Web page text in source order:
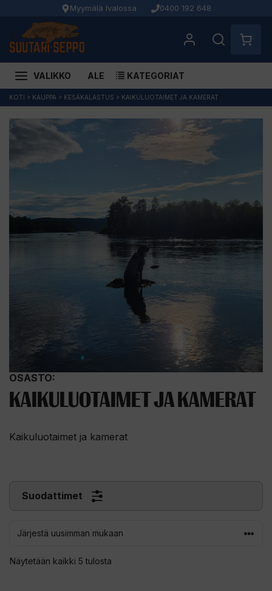
Myymälä Ivalossa 0400 192 648
VALIKKO ALE KATEGORIAT
Siirry
KOTI > KAUPPA > KESÄKALASTUS > KAIKULUOTAIMET JA KAMERAT
OSASTO:
KAIKULUOTAIMET JA KAMERAT
Kaikuluotaimet ja kamerat
Suodattimet
Näytetään kaikki 5 tulosta